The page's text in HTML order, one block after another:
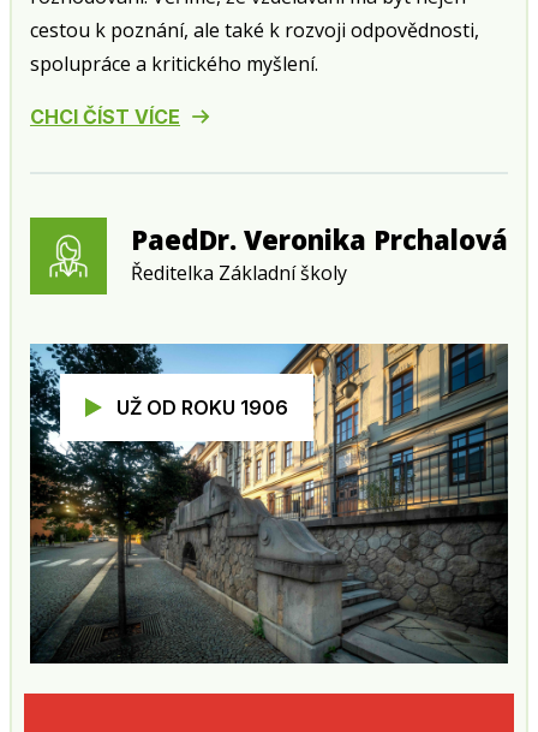
cestou k poznání, ale také k rozvoji odpovědnosti,
spolupráce a kritického myšlení.
CHCI ČÍST VÍCE
PaedDr. Veronika Prchalová
Ředitelka Základní školy
UŽ OD ROKU 1906